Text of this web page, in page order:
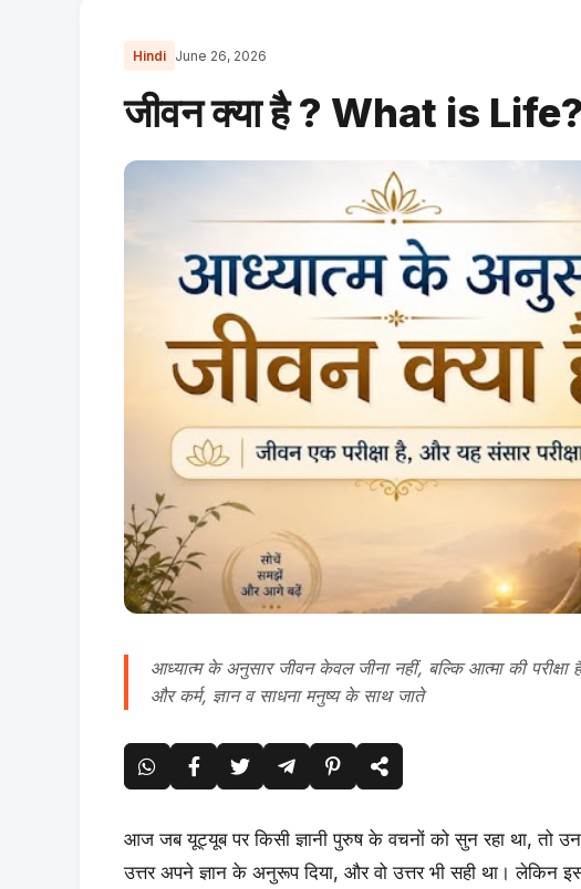
Hindi June 26, 2026
जीवन क्या है ? What is Life?
आध्यात्म के अनुसार जीवन केवल जीना नहीं, बल्कि आत्मा की
और कर्म, ज्ञान व साधना मनुष्य के साथ जाते
आज जब यूट्यूब पर किसी ज्ञानी पुरुष के वचनों को सुन रहा था, तो
उत्तर अपने ज्ञान के अनुरूप दिया, और वो उत्तर भी सही था। लेकिन